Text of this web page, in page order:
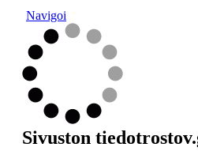
Navigoi
Takaisin ylös
Sisältö
Linkit
Avainsanat
Käytettävyys
Dokumentti
Mobiili
Optimoi
Sivuston nopeus
Sivuston